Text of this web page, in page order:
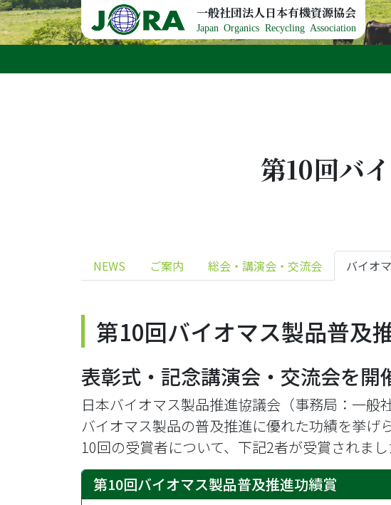
Skip to content 一般社団法人日本有機資源協会
Japan Organics Recycling Association
第10回バ
NEWS ご案内 総会・講演会・交流会 バイオ
第10回バイオマス製品普及
表彰式・記念講演会・交流会を開
日本バイオマス製品推進協議会（事務局：一般
バイオマス製品の普及推進に優れた功績を挙げ
10回の受賞者について、下記2者が受賞されまし
第10回バイオマス製品普及推進功績賞